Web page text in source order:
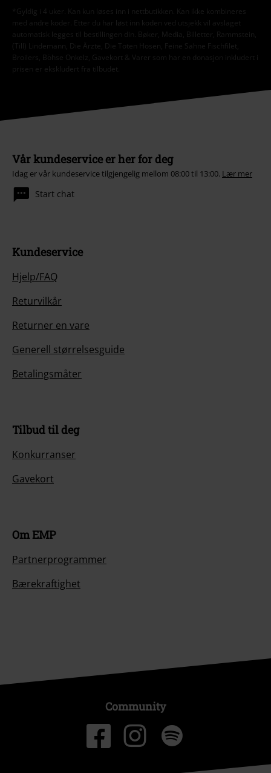
*Gyldig i 4 uker. Kan kun løses inn i nettbutikken. Kan ikke kombineres
med andre koder. Etter du har løst inn koden ved utsjekk vil avslaget
automatisk legges til bestillingen din. Bøker, Media, Billetter, Rammstein,
(Till) Lindemann, Die Ärzte, Die Toten Hosen, Feine Sahne Fischfilet,
Broilers, Böhse Onkelz, Gavekort & Varer som har en donasjon inkludert i
prisen er ekskludert fra tilbudet.
Vår kundeservice er her for deg
Idag er vår kundeservice tilgjengelig mellom 08:00 til 13:00. Lær mer
Start chat
Kundeservice
Hjelp/FAQ
Returvilkår
Returner en vare
Generell størrelsesguide
Betalingsmåter
Tilbud til deg
Konkurranser
Gavekort
Om EMP
Partnerprogrammer
Bærekraftighet
Community